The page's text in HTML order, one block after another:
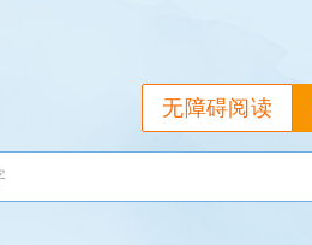
无障碍阅读